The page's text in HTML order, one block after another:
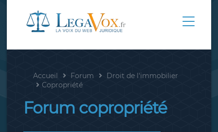
Accueil Forum
Droit de l'immobilier
Copropriété
Forum copropriété